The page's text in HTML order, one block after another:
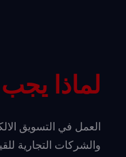
لماذا
والشركات التجارية